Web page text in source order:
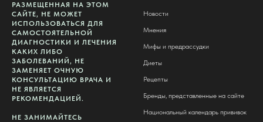
РАЗМЕЩЕННАЯ НА ЭТОМ
САЙТЕ, НЕ МОЖЕТ
ИСПОЛЬЗОВАТЬСЯ ДЛЯ
САМОСТОЯТЕЛЬНОЙ
ДИАГНОСТИКИ И ЛЕЧЕНИЯ
КАКИХ ЛИБО
ЗАБОЛЕВАНИЙ, НЕ
ЗАМЕНЯЕТ ОЧНУЮ
КОНСУЛЬТАЦИЮ ВРАЧА И
НЕ ЯВЛЯЕТСЯ
РЕКОМЕНДАЦИЕЙ.
НЕ ЗАНИМАЙТЕСЬ
Новости
Мнения
Мифы и предрассудки
Диеты
Рецепты
Бренды, представленные на сайте
Национальный календарь прививок